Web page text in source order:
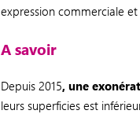
expression commerciale
A savoir
Depuis 2015, une
leurs superficies est